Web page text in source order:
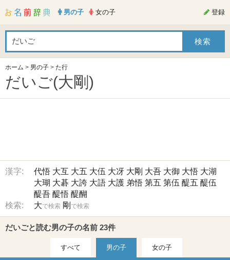
男の子 女の子 登録
ホーム > 男の子 > た行
だいご(大剛)
漢字: 代悟 大互 大五 大伍 大冴 大剛 大吾 大御 大悟 大湖
大瑚 大碁 大誇 大語 大護 弟悟 第五 第伍 醍五 醍伍
醍吾 醍悟 醍醐
検索:
大で検索 剛 で検索
だいごと読む男の子の名前 23件
すべて 男の子 女の子